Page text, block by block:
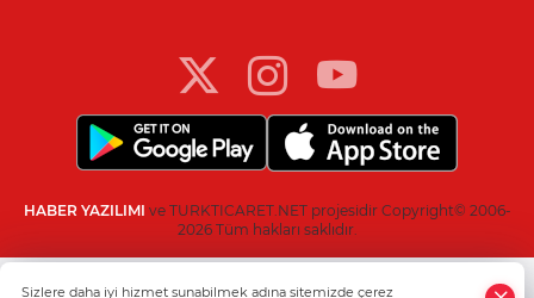
HABER YAZILIMI ve TURKTICARET.NET projesidir Copyright© 2006-
2026 Tüm hakları saklıdır.
Sizlere daha iyi hizmet sunabilmek adına sitemizde çerez